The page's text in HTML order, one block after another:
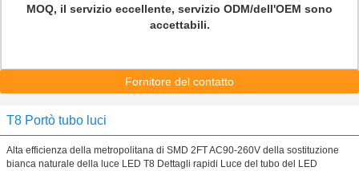
MOQ, il servizio eccellente, servizio ODM/dell'OEM sono
accettabili.
Fornitore del contatto
T8 Portò tubo luci
Alta efficienza della metropolitana di SMD 2FT AC90-260V della sostituzione
bianca naturale della luce LED T8 Dettagli rapidi Luce del tubo del LED